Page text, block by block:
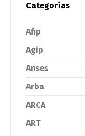
Categorías
Afip
Agip
Anses
Arba
ARCA
ART